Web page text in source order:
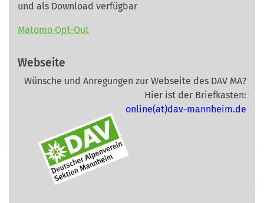
und als Download verfügbar
Matomo Opt-Out
Webseite
Wünsche und Anregungen zur Webseite des DAV MA?
Hier ist der Briefkasten:
online(at)dav-mannheim.de